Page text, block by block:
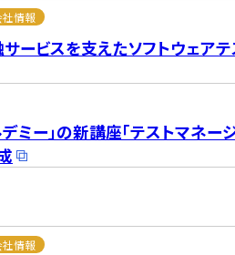
社情報
ービスを支えたソフトウェ
ミー」の新講座「テストマ
社情報